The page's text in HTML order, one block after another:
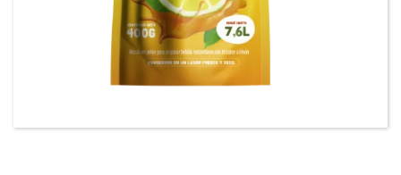
Gel’hada FriOH Té sabor a limón